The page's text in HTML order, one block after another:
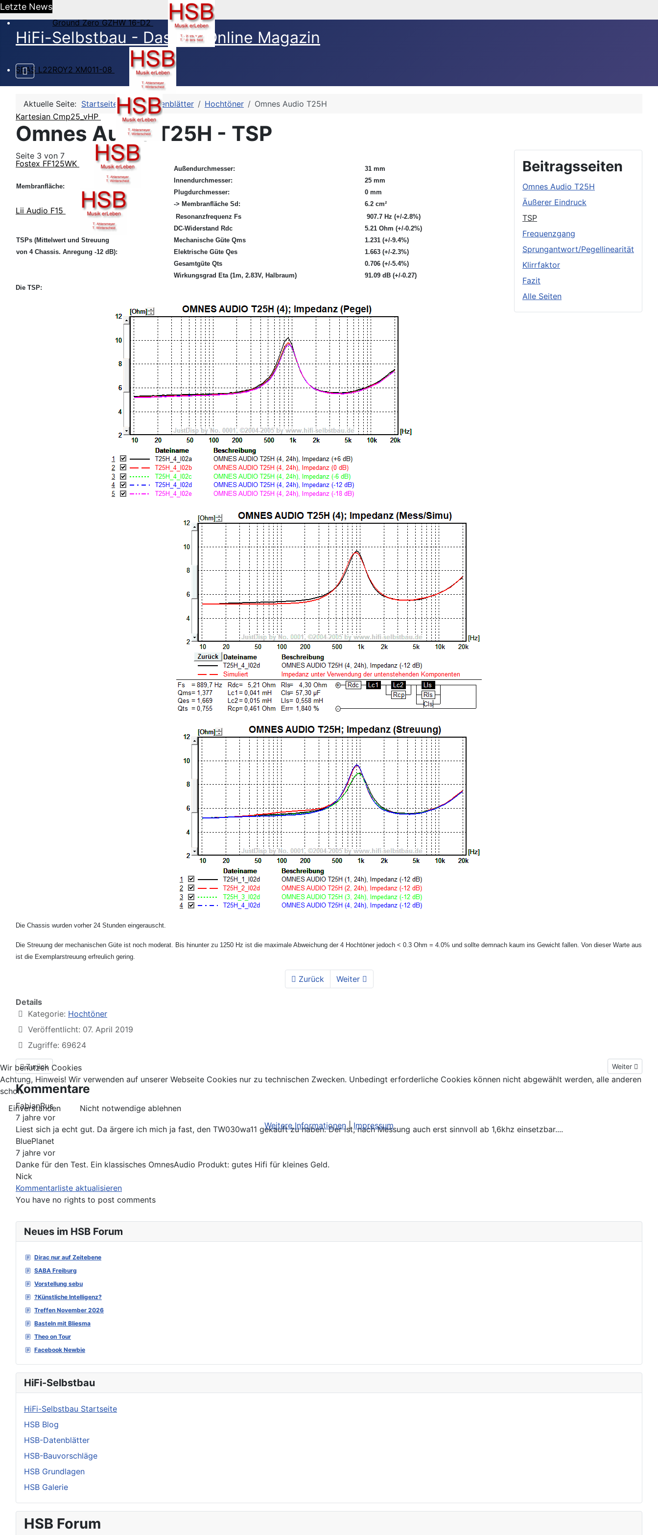
Letzte News
Ground Zero GZHW 16-D2
SEAS L22ROY2 XM011-08
Kartesian Cmp25_vHP
Fostex FF125WK
Lii Audio F15
HiFi-Selbstbau - Das DIY Online Magazin
Neues im HSB Forum
Dirac nur auf Zeitebene
SABA Freiburg
Vorstellung sebu
?Künstliche Intelligenz?
Treffen November 2026
Basteln mit Bliesma
Theo on Tour
Facebook Newbie
HiFi-Selbstbau
HiFi-Selbstbau Startseite
HSB Blog
HSB-Datenblätter
HSB-Bauvorschläge
HSB Grundlagen
HSB Galerie
HSB Forum
Aktuelle Seite: Startseite HSB-Datenblätter Hochtöner Omnes Audio T25H
Omnes Audio T25H - TSP
Beitragsseiten
Omnes Audio T25H
Äußerer Eindruck
TSP
Frequenzgang
Sprungantwort/Pegellinearität
Klirrfaktor
Fazit
Alle Seiten
Seite 3 von 7
Membranfläche:
Außendurchmesser:
Innendurchmesser:
Plugdurchmesser:
-> Membranfläche Sd:
31 mm
25 mm
0 mm
6.2 cm²
TSPs (Mittelwert und Streuung
von 4 Chassis. Anregung -12 dB):
Resonanzfrequenz Fs
DC-Widerstand Rdc
Mechanische Güte Qms
Elektrische Güte Qes
Gesamtgüte Qts
Wirkungsgrad Eta (1m, 2.83V, Halbraum)
907.7 Hz (+/-2.8%)
5.21 Ohm (+/-0.2%)
1.231 (+/-9.4%)
1.663 (+/-2.3%)
0.706 (+/-5.4%)
91.09 dB (+/-0.27)
Die TSP:
Die Chassis wurden vorher 24 Stunden eingerauscht.
Die Streuung der mechanischen Güte ist noch moderat. Bis hinunter zu 1250 Hz ist die maximale Abweichung der 4 Hochtöner jedoch < 0.3 Ohm = 4.0% und sollte demnach kaum ins Gewicht fallen. Von dieser Warte aus
ist die Exemplarstreuung erfreulich gering.
Zurück Weiter
Details
Kategorie: Hochtöner
Veröffentlicht: 07. April 2019
Zugriffe: 69624
Vorheriger Beitrag: Mundorf AMT U110W1.1
Zurück Nächster
Weiter
Kommentare
FabianRus
7 jahre vor
Liest sich ja echt gut. Da ärgere ich mich ja fast, den TW030wa11 gekauft zu haben. Der ist, nach Messung auch erst sinnvoll ab 1,6khz einsetzbar....
BluePlanet
7 jahre vor
Danke für den Test. Ein klassisches OmnesAudio Produkt: gutes Hifi für kleines Geld.
Nick
Kommentarliste aktualisieren
You have no rights to post comments
Wir benutzen Cookies
Achtung, Hinweis! Wir verwenden auf unserer Webseite Cookies nur zu technischen Zwecken. Unbedingt erforderliche Cookies können nicht abgewählt werden, alle anderen
schon.
Einverstanden
Nicht notwendige ablehnen
Weitere Informationen | Impressum